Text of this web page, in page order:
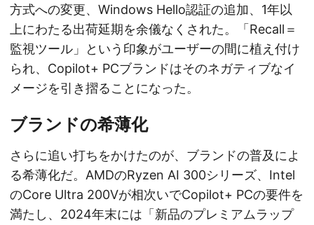
方式への変更、Windows Hello認証の追加、1年以
上にわたる出荷延期を余儀なくされた。「Recall＝
監視ツール」という印象がユーザーの間に植え付け
られ、Copilot+ PCブランドはそのネガティブなイ
メージを引き摺ることになった。
ブランドの希薄化
さらに追い打ちをかけたのが、ブランドの普及によ
る希薄化だ。AMDのRyzen AI 300シリーズ、Intel
のCore Ultra 200Vが相次いでCopilot+ PCの要件を
満たし、2024年末には「新品のプレミアムラップ